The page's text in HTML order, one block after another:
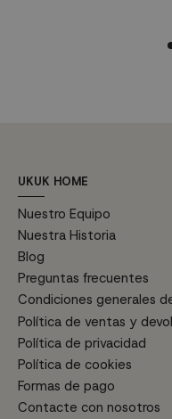
UKUK HOME
Nuestro Equipo
Nuestra Historia
Blog
Preguntas frecuentes
Condiciones generales
Política de ventas y
Política de privacidad
Política de cookies
Formas de pago
Contacte con nosotros